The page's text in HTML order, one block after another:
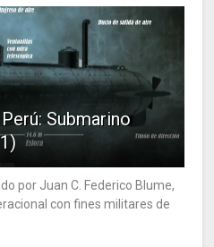
Submarino
por Juan C. Federico Blume,
con fines militares de